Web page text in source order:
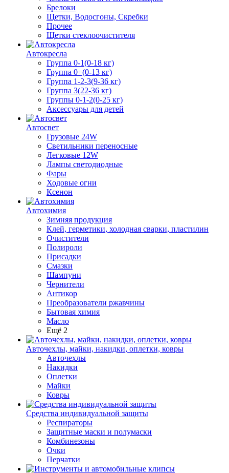
Брелоки
Щетки, Водосгоны, Скребки
Прочее
Щетки стеклоочистителя
Автокресла
Группа 0-1(0-18 кг)
Группа 0+(0-13 кг)
Группа 1-2-3(9-36 кг)
Группа 3(22-36 кг)
Группы 0-1-2(0-25 кг)
Аксессуары для детей
Автосвет
Грузовые 24W
Светильники переносные
Легковые 12W
Лампы светодиодные
Фары
Ходовые огни
Ксенон
Автохимия
Зимняя продукция
Клей, герметики, холодная сварки, пластилин
Очистители
Полироли
Присадки
Смазки
Шампуни
Чернители
Антикор
Преобразователи ржавчины
Бытовая химия
Масло
Ещё 2
Авточехлы, майки, накидки, оплетки, ковры
Авточехлы
Накидки
Оплетки
Майки
Ковры
Средства индивидуальной защиты
Респираторы
Защитные маски и полумаски
Комбинезоны
Очки
Перчатки